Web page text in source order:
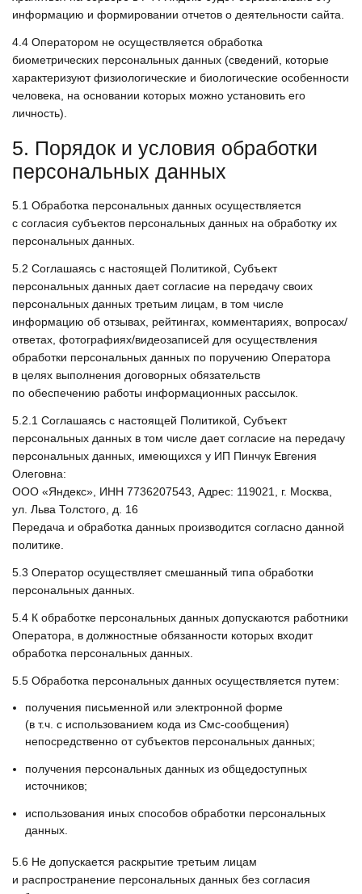
информацию и формировании отчетов о деятельности сайта.
4.4 Оператором не осуществляется обработка
биометрических персональных данных (сведений, которые
характеризуют физиологические и биологические особенности
человека, на основании которых можно установить его
личность).
5. Порядок и условия обработки
персональных данных
5.1 Обработка персональных данных осуществляется
с согласия субъектов персональных данных на обработку их
персональных данных.
5.2 Соглашаясь с настоящей Политикой, Субъект
персональных данных дает согласие на передачу своих
персональных данных третьим лицам, в том числе
информацию об отзывах, рейтингах, комментариях, вопросах/
ответах, фотографиях/видеозаписей для осуществления
обработки персональных данных по поручению Оператора
в целях выполнения договорных обязательств
по обеспечению работы информационных рассылок.
5.2.1 Соглашаясь с настоящей Политикой, Субъект
персональных данных в том числе дает согласие на передачу
персональных данных, имеющихся у ИП Пинчук Евгения
Олеговна:
ООО «Яндекс», ИНН 7736207543, Адрес: 119021, г. Москва,
ул. Льва Толстого, д. 16
Передача и обработка данных производится согласно данной
политике.
5.3 Оператор осуществляет смешанный типа обработки
персональных данных.
5.4 К обработке персональных данных допускаются работники
Оператора, в должностные обязанности которых входит
обработка персональных данных.
5.5 Обработка персональных данных осуществляется путем:
получения письменной или электронной форме
(в т.ч. с использованием кода из Смс-сообщения)
непосредственно от субъектов персональных данных;
получения персональных данных из общедоступных
источников;
использования иных способов обработки персональных
данных.
5.6 Не допускается раскрытие третьим лицам
и распространение персональных данных без согласия